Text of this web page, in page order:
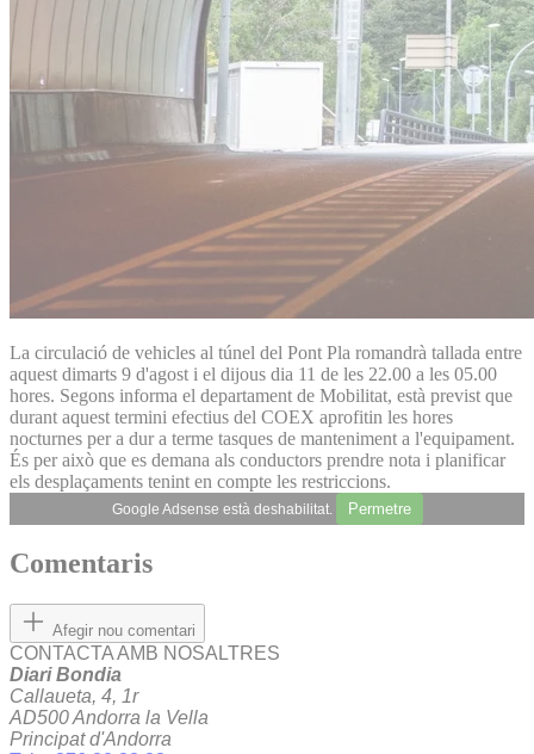
La circulació de vehicles al túnel del Pont Pla romandrà tallada entre
aquest dimarts 9 d'agost i el dijous dia 11 de les 22.00 a les 05.00
hores. Segons informa el departament de Mobilitat, està previst que
durant aquest termini efectius del COEX aprofitin les hores
nocturnes per a dur a terme tasques de manteniment a l'equipament.
És per això que es demana als conductors prendre nota i planificar
els desplaçaments tenint en compte les restriccions.
Google Adsense està deshabilitat. Permetre
Comentaris
Afegir nou comentari
CONTACTA AMB NOSALTRES
Diari Bondia
Callaueta, 4, 1r
AD500 Andorra la Vella
Principat d'Andorra